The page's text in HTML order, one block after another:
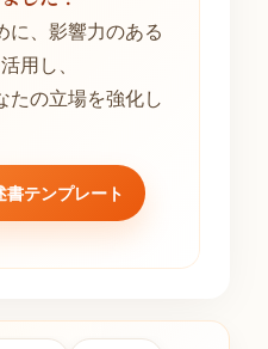
に、影響力のある
用し、
たの立場を強化し
テンプレート